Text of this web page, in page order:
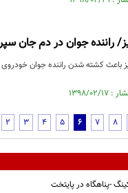
راننده جوان در دم جان
باعث کشته شدن راننده جوان
2 3 4 5 6 7 8
-پناهگاه در پایتخت